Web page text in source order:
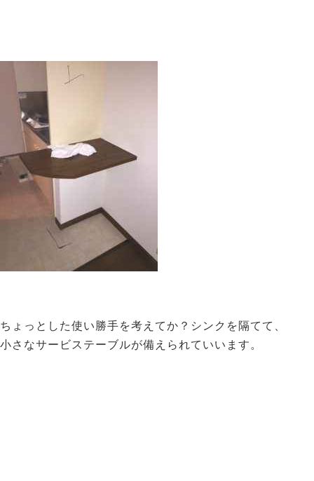
ちょっとした使い勝手を考えてか？シンクを隔てて、
小さなサービステーブルが備えられていいます。